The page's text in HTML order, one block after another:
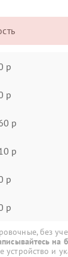
р
р
р
р
р
р
без
на
и